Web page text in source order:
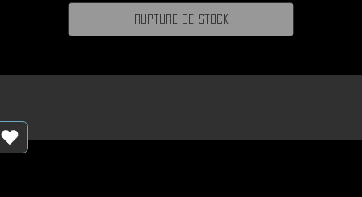
Rupture de stock